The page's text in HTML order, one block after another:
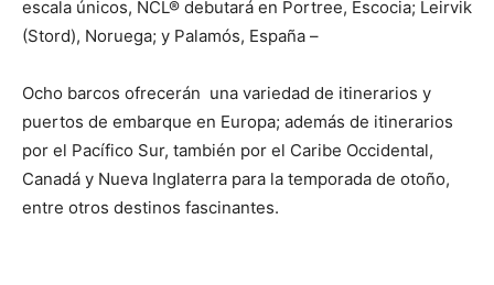
escala únicos, NCL® debutará en Portree, Escocia; Leirvik
(Stord), Noruega; y Palamós, España –
Ocho barcos ofrecerán una variedad de itinerarios y
puertos de embarque en Europa; además de itinerarios
por el Pacífico Sur, también por el Caribe Occidental,
Canadá y Nueva Inglaterra para la temporada de otoño,
entre otros destinos fascinantes.